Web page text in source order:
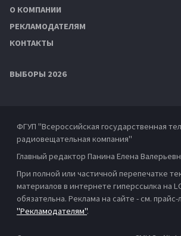
О КОМПАНИИ
РЕКЛАМОДАТЕЛЯМ
КОНТАКТЫ
ВЫБОРЫ 2026
ФГУП "Всероссийская государственная
радиовещательная компания"
Главный редактор Панина Елена
При полной или частичной перепечатке
материалов в интернете гиперссылка на
обязательна. Реклама на сайте - см.
"Рекламодателям".